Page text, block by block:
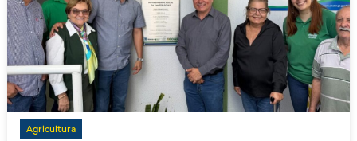
Agricultura